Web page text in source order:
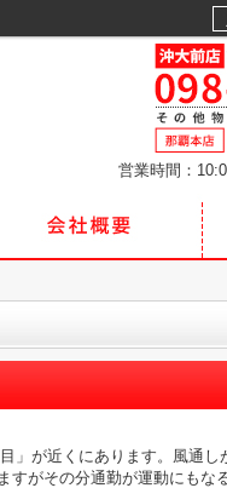
営業時間：
」が近くにあります。風通し
すがその分通勤が運動にもな